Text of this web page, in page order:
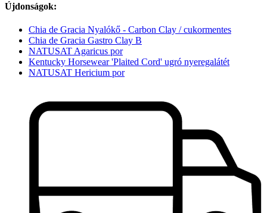
Újdonságok:
Chia de Gracia Nyalókő - Carbon Clay / cukormentes
Chia de Gracia Gastro Clay B
NATUSAT Agaricus por
Kentucky Horsewear 'Plaited Cord' ugró nyeregalátét
NATUSAT Hericium por